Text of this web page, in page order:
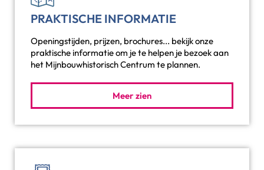
PRAKTISCHE INFORMATIE
Openingstijden, prijzen, brochures... bekijk onze
praktische informatie om je te helpen je bezoek aan
het Mijnbouwhistorisch Centrum te plannen.
Meer zien